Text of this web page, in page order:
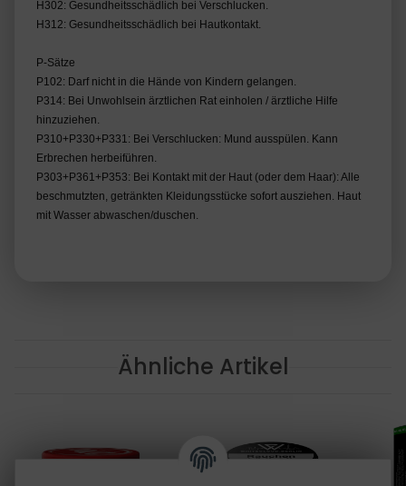
H302: Gesundheitsschädlich bei Verschlucken.
H312: Gesundheitsschädlich bei Hautkontakt.
P-Sätze
P102: Darf nicht in die Hände von Kindern gelangen.
P314: Bei Unwohlsein ärztlichen Rat einholen / ärztliche Hilfe
hinzuziehen.
P310+P330+P331: Bei Verschlucken: Mund ausspülen. Kann
Erbrechen herbeiführen.
P303+P361+P353: Bei Kontakt mit der Haut (oder dem Haar): Alle
beschmutzten, getränkten Kleidungsstücke sofort ausziehen. Haut
mit Wasser abwaschen/duschen.
Ähnliche Artikel